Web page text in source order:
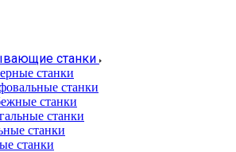
станки
станки
станки
станки
станки
станки
станки